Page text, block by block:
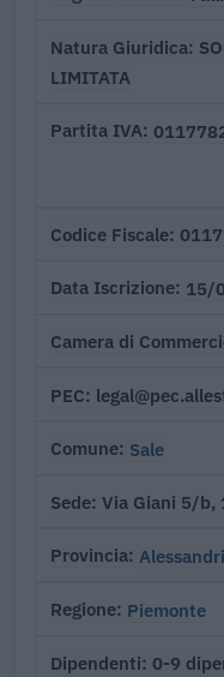
Natura Giuridica
LIMITATA
Partita IVA
Codice Fiscale
Data Iscrizione 15/
Camera di
PEC
Comune Sale
Sede Via Giani 5/b,
Provincia
Regione Piemonte
Dipendenti 0-9